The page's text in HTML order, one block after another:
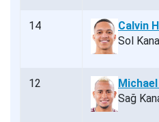
14
Calvin
Sol
12
Sağ